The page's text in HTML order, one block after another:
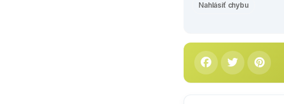
Nahlásiť chybu